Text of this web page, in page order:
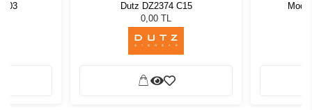
003
Dutz DZ2374 C15
0,00 TL